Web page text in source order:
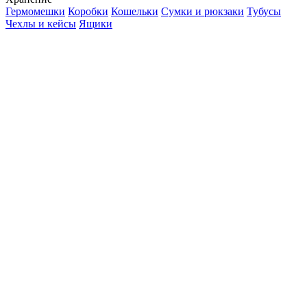
Гермомешки Коробки Кошельки Сумки и рюкзаки Тубусы
Чехлы и кейсы Ящики